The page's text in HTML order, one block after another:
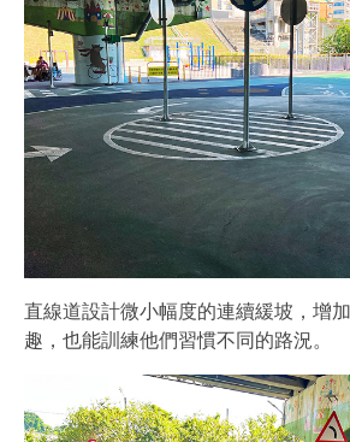
直線道設計微小幅度的連續緩坡，增
趣，也能訓練他們習慣不同的路況。